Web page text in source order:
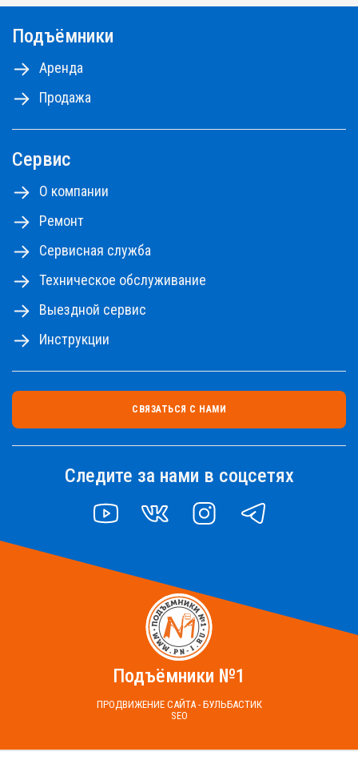
Подъёмники
Аренда
Продажа
Сервис
О компании
Ремонт
Сервисная служба
Техническое обслуживание
Выездной сервис
Инструкции
СВЯЗАТЬСЯ С НАМИ
Следите за нами в соцсетях
YOUTUBE VK INSTAGRAMTELEGRAM
Подъёмники №1
ПРОДВИЖЕНИЕ САЙТА - БУЛЬБАСТИК
SEO